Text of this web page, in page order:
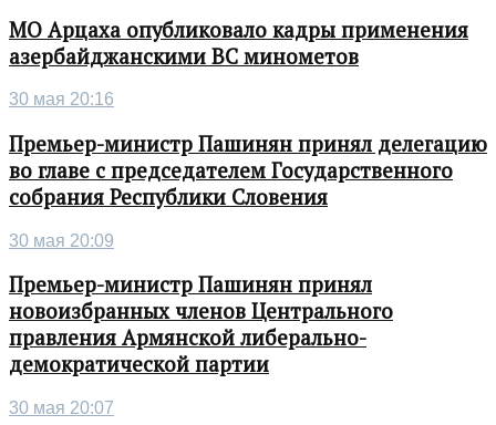
МО Арцаха опубликовало кадры применения
азербайджанскими ВС минометов
30 мая 20:16
Премьер-министр Пашинян принял делегацию
во главе с председателем Государственного
собрания Республики Словения
30 мая 20:09
Премьер-министр Пашинян принял
новоизбранных членов Центрального
правления Армянской либерально-
демократической партии
30 мая 20:07